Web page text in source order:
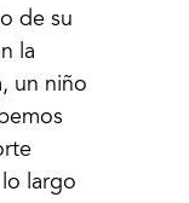
de su
la
un niño
largo